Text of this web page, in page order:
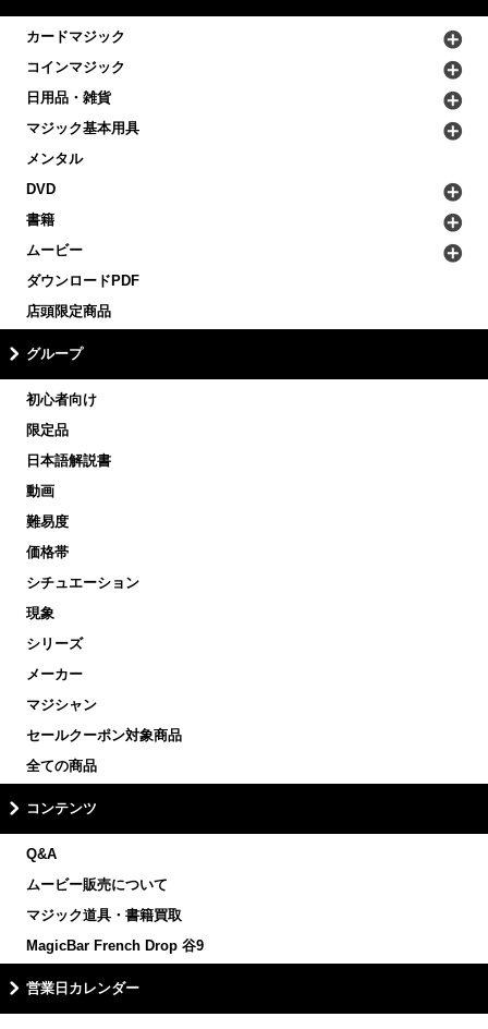
カードマジック
コインマジック
日用品・雑貨
マジック基本用具
メンタル
DVD
書籍
ムービー
ダウンロードPDF
店頭限定商品
グループ
初心者向け
限定品
日本語解説書
動画
難易度
価格帯
シチュエーション
現象
シリーズ
メーカー
マジシャン
セールクーポン対象商品
全ての商品
コンテンツ
Q&A
ムービー販売について
マジック道具・書籍買取
MagicBar French Drop 谷9
営業日カレンダー